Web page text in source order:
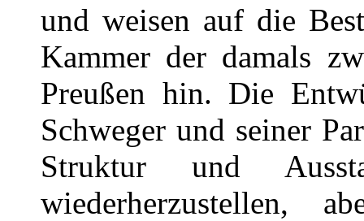
und weisen auf die
Kammer der damals
Preußen hin. Die
Schweger und seiner
Struktur und
wiederherzustellen,